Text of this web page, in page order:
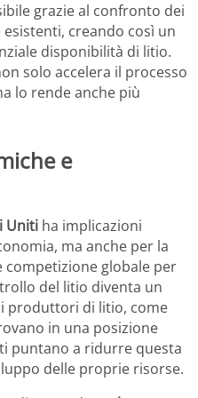
grazie al confronto dei
creando così un
disponibilità di litio.
solo accelera il processo
lo rende anche più
e
Uniti ha implicazioni
ma anche per la
competizione globale per
del litio diventa un
produttori di litio, come
in una posizione
puntano a ridurre questa
delle proprie risorse.